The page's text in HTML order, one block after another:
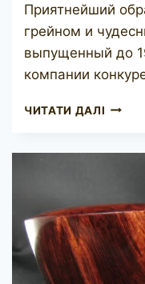
Приятнейший
грейном и
выпущенный до
компании
ЧИТАТИ ДАЛІ GBD